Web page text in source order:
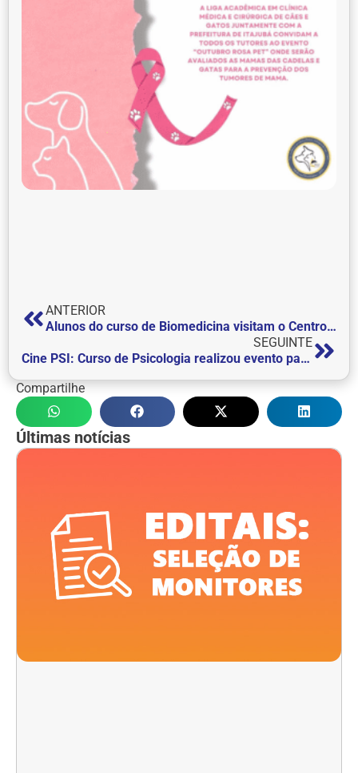
ANTERIOR
Alunos do curso de Biomedicina visitam o Centro Veterinário da FEPI
SEGUINTE
Cine PSI: Curso de Psicologia realizou evento para apresentação e debate do filme “Soul”
Compartilhe
Últimas notícias